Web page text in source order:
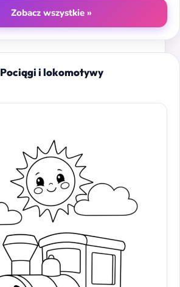
Zobacz wszystkie »
Pociągi i lokomotywy